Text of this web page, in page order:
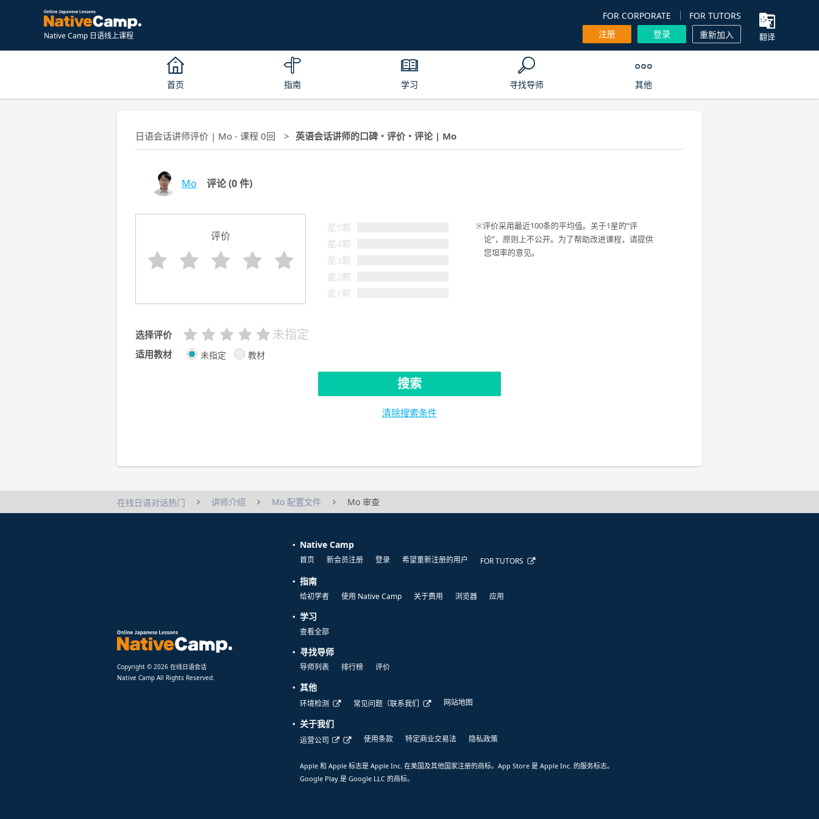
Native Camp 日语线上课程
FOR CORPORATE
FOR TUTORS
注册
登录 重新加入 翻译
首页 指南 学习 寻找导师 其他
日语会话讲师评价 | Mo - 课程 0回 英语会话讲师的口碑・评价・评论 | Mo
Mo 评论(0 件)
评价
星5颗
星4颗
星3颗
星2颗
星1颗
评价采用最近100条的平均值。关于1星的“评
论”，原则上不公开。为了帮助改进课程，请提供
您坦率的意见。
选择评价 未指定
适用教材 未指定 教材
搜索
清除搜索条件
在线日语对话热门 讲师介绍 Mo 配置文件 Mo 审查
Copyright © 2026 在线日语会话
Native Camp All Rights Reserved.
Native Camp
首页 新会员注册 登录 希望重新注册的用户 FOR TUTORS
指南
给初学者 使用 Native Camp 关于费用 浏览器 应用
学习
查看全部
寻找导师
导师列表 排行榜 评价
其他
环境检测 常见问题（联系我们 网站地图
关于我们
运营公司 使用条款 特定商业交易法 隐私政策
Apple 和 Apple 标志是 Apple Inc. 在美国及其他国家注册的商标。App Store 是 Apple Inc. 的服务标志。
Google Play 是 Google LLC 的商标。